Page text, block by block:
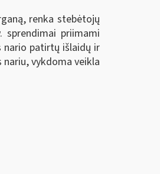
renka stebėtojų
sprendimai priimami
nario patirtų išlaidų ir
vykdoma veikla